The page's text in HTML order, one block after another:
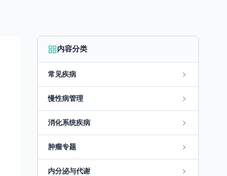
内容分类
常见疾病
慢性病管理
消化系统疾病
肿瘤专题
内分泌与代谢